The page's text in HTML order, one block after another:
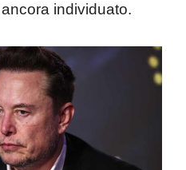
individuato.